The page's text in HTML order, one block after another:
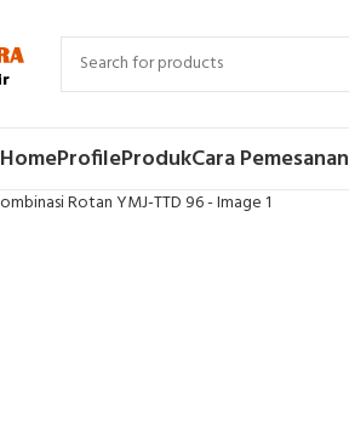
HomeProfileProdukCara Pemesanan